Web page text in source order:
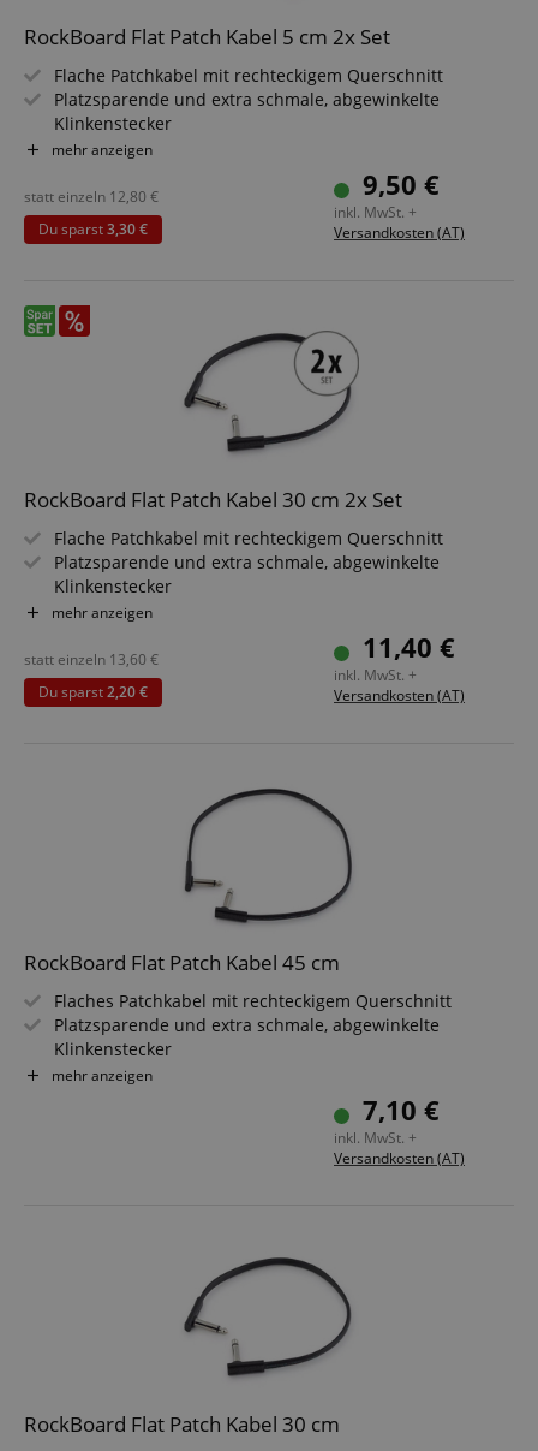
RockBoard Flat Patch Kabel 5 cm 2x Set
Flache Patchkabel mit rechteckigem Querschnitt
Platzsparende und extra schmale, abgewinkelte
Klinkenstecker
Flexibler Kupferleiter (20 x 0,12 mm²)
Länge: 5 cm
Schwarz
2 Stück im Sparset
mehr anzeigen
9,50 €
inkl. MwSt. +
Versandkosten (AT)
statt einzeln 12,80 €
Du sparst3,30 €
RockBoard Flat Patch Kabel 30 cm 2x Set
Flache Patchkabel mit rechteckigem Querschnitt
Platzsparende und extra schmale, abgewinkelte
Klinkenstecker
Flexibler Kupferleiter (20 x 0,12 mm²)
Länge: 30 cm
Schwarz
2 Stück im Sparset
mehr anzeigen
11,40 €
inkl. MwSt. +
Versandkosten (AT)
statt einzeln 13,60 €
Du sparst2,20 €
RockBoard Flat Patch Kabel 45 cm
Flaches Patchkabel mit rechteckigem Querschnitt
Platzsparende und extra schmale, abgewinkelte
Klinkenstecker
Flexibler Kupferleiter (20 x 0,12 mm²)
mehr anzeigen
7,10 €
inkl. MwSt. +
Versandkosten (AT)
RockBoard Flat Patch Kabel 30 cm